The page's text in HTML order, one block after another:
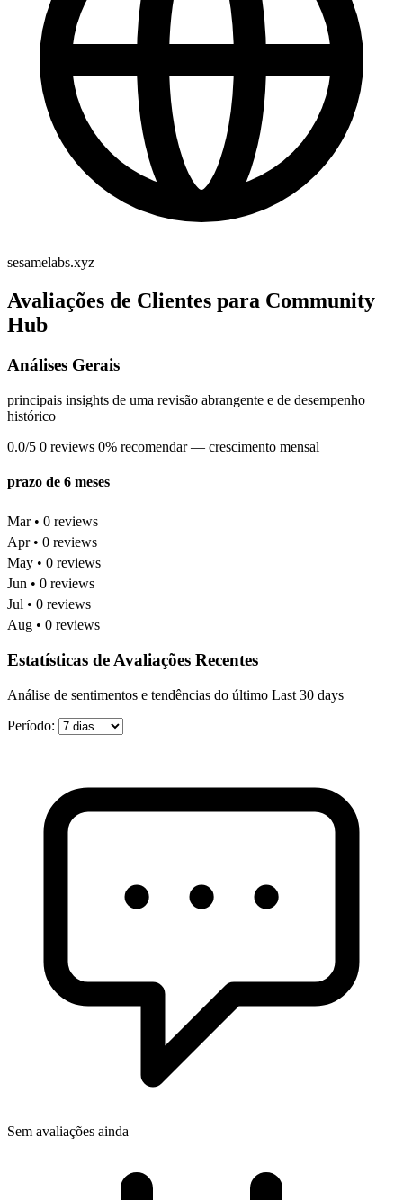
sesamelabs.xyz
Avaliações de Clientes para Community
Hub
Análises Gerais
principais insights de uma revisão abrangente e de desempenho
histórico
0.0/5 0 reviews 0% recomendar — crescimento mensal
prazo de 6 meses
Mar • 0 reviews
Apr • 0 reviews
May • 0 reviews
Jun • 0 reviews
Jul • 0 reviews
Aug • 0 reviews
Estatísticas de Avaliações Recentes
Análise de sentimentos e tendências do último Last 30 days
Período:
Sem avaliações ainda